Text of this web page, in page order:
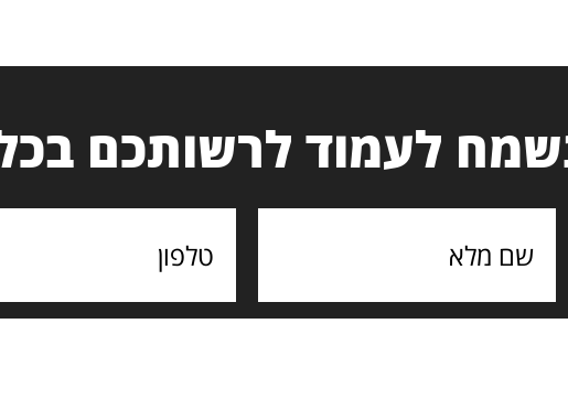
לעמוד לרשותכם